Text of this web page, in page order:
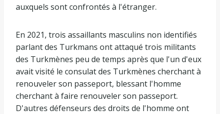
auxquels sont confrontés à l'étranger.
En 2021, trois assaillants masculins non identifiés
parlant des Turkmans ont attaqué trois militants
des Turkmènes peu de temps après que l'un d'eux
avait visité le consulat des Turkmènes cherchant à
renouveler son passeport, blessant l'homme
cherchant à faire renouveler son passeport.
D'autres défenseurs des droits de l'homme ont